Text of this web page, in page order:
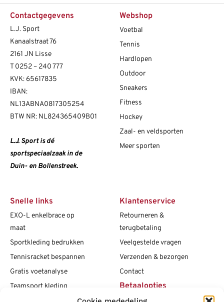
Contactgegevens
L.J. Sport
Kanaalstraat 76
2161 JN Lisse
T0252 – 240 777
KVK: 65617835
IBAN:
NL13ABNA0817305254
BTW NR: NL824365409B01
L.J. Sport is dé
sportspeciaalzaak in de
Duin- en Bollenstreek.
Webshop
Voetbal
Tennis
Hardlopen
Outdoor
Sneakers
Fitness
Hockey
Zaal- en veldsporten
Meer sporten
Snelle links
EXO-L enkelbrace op
maat
Sportkleding bedrukken
Tennisracket bespannen
Gratis voetanalyse
Teamsport kleding
Klantenservice
Retourneren &
terugbetaling
Veelgestelde vragen
Verzenden & bezorgen
Contact
Betaalopties